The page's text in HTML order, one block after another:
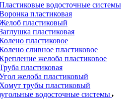
водосточные системы
пластиковая
пластиковый
пластиковая
пластиковое
сливное пластиковое
желоба пластиковое
пластиковая
желоба пластиковый
Хомут трубы пластиковый
водосточные системы